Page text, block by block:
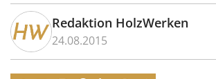
Redaktion HolzWerken
24.08.2015